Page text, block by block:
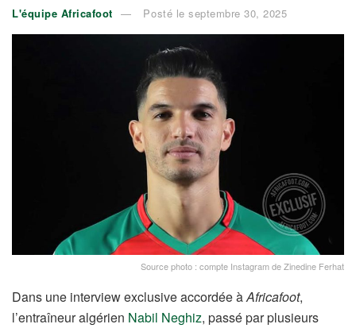
L'équipe Africafoot Posté le septembre 30, 2025
Source photo : compte Instagram de Zinedine Ferhat
Dans une interview exclusive accordée àAfricafoot,
l’entraîneur algérien Nabil Neghiz, passé par plusieurs